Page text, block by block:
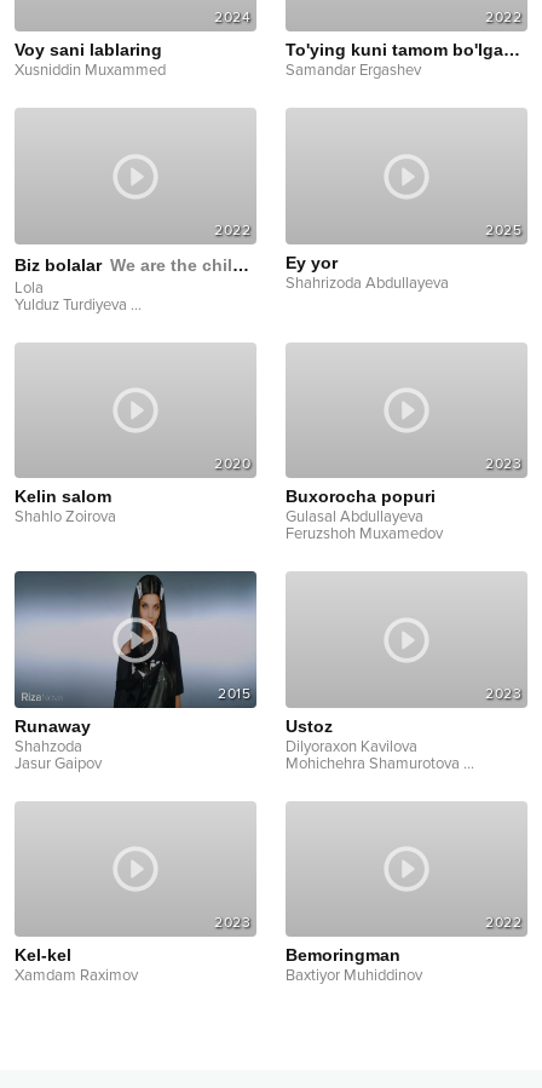
2024
Voy sani lablaring
Xusniddin Muxammed
2022
To'ying kuni tamom bo'lganman
Samandar Ergashev
2022
Biz bolalar We are the children
Lola
Yulduz Turdiyeva ...
2025
Ey yor
Shahrizoda Abdullayeva
2020
Kelin salom
Shahlo Zoirova
2023
Buxorocha popuri
Gulasal Abdullayeva
Feruzshoh Muxamedov
2015
Runaway
Shahzoda
Jasur Gaipov
2023
Ustoz
Dilyoraxon Kavilova
Mohichehra Shamurotova ...
2023
Kel-kel
Xamdam Raximov
2022
Bemoringman
Baxtiyor Muhiddinov